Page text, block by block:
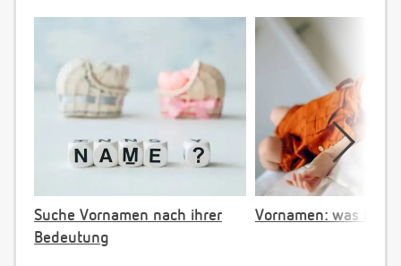
Suche Vornamen nach ihrer
Bedeutung
Vornamen: was ist